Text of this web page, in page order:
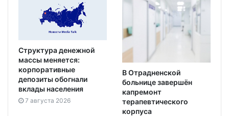
Структура денежной
массы меняется:
корпоративные
депозиты обогнали
вклады населения
7 августа 2026
В Отрадненской
больнице завершён
капремонт
терапевтического
корпуса